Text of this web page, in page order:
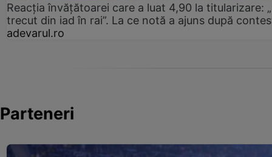
Reacția învățătoarei care a luat 4,90 la titularizare:
trecut din iad în rai”. La ce notă a ajuns după
adevarul.ro
Parteneri